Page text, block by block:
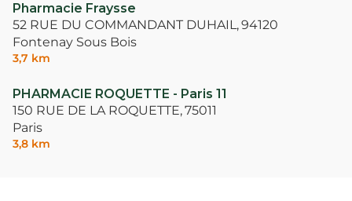
Pharmacie Fraysse
52 RUE DU COMMANDANT DUHAIL,94120
Fontenay Sous Bois
3,7 km
PHARMACIE ROQUETTE - Paris 11
150 RUE DE LA ROQUETTE,75011
Paris
3,8 km